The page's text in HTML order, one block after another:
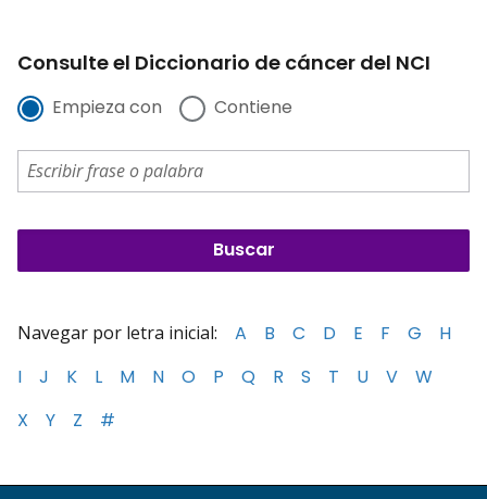
Consulte el Diccionario de cáncer del NCI
Empieza con Contiene
Navegar por letra inicial: A B C D E F G
H
I
J K L M N O P Q R S T U V
W
X
Y Z #